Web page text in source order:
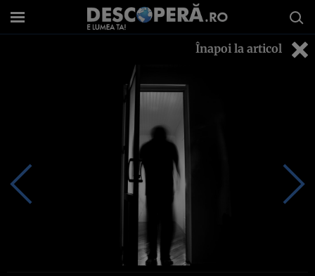
Înapoi la articol